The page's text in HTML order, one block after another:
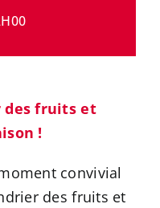
des fruits et
!
convivial
des fruits et